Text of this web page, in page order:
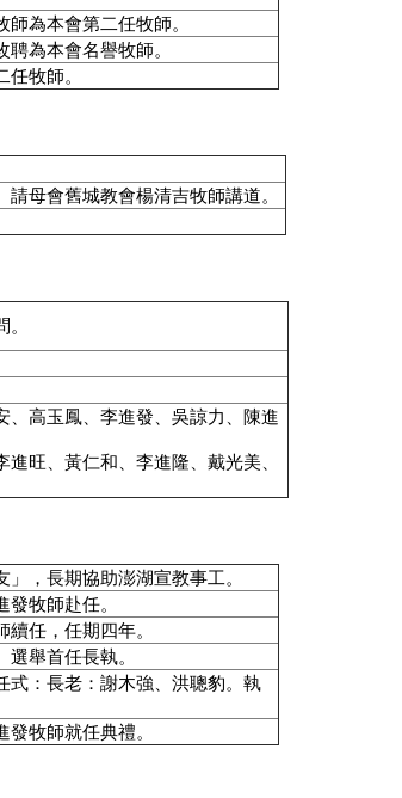
為本會第二任牧師。
為本會名譽牧師。
牧師。
母會舊城教會楊清吉牧師講道。
、高玉鳳、李進發、吳諒力、陳進
旺、黃仁和、李進隆、戴光美、
，長期協助澎湖宣教事工。
牧師赴任。
任，任期四年。
舉首任長執。
式：長老：謝木強、洪聰豹。執
牧師就任典禮。